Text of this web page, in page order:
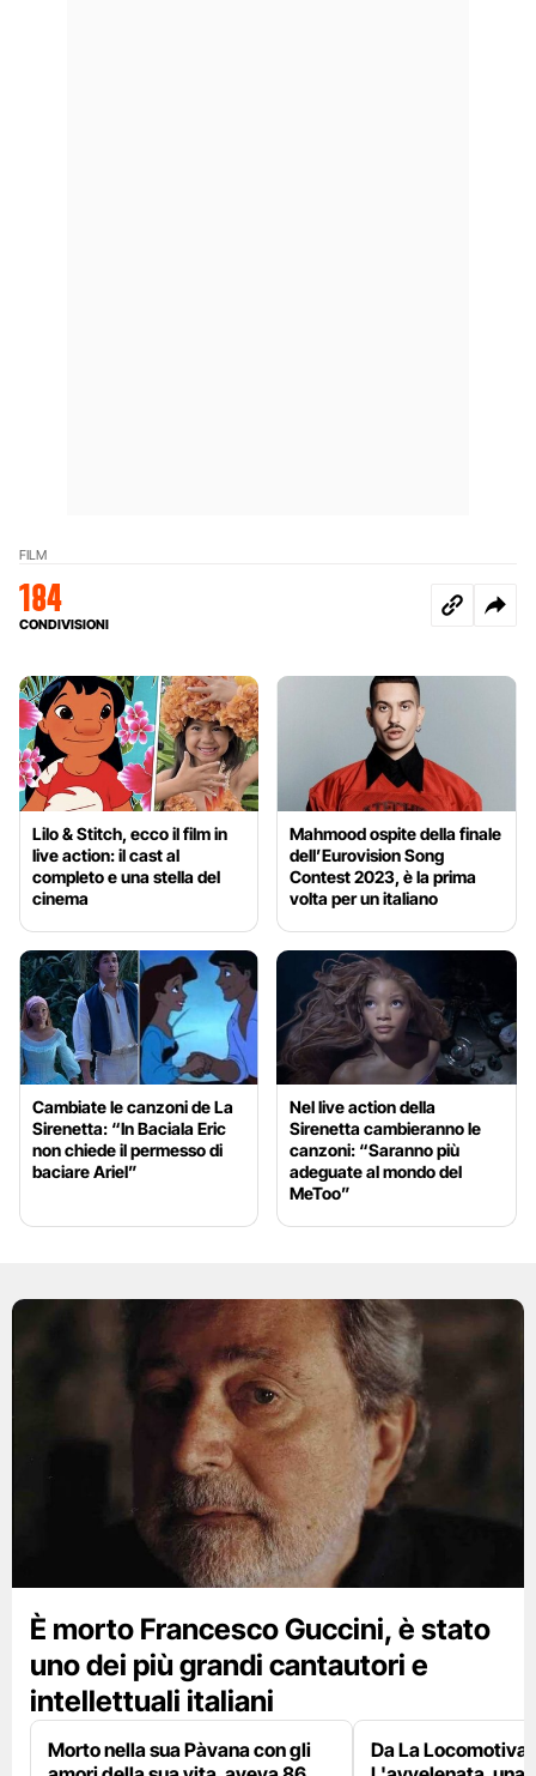
FILM
184
CONDIVISIONI
Lilo & Stitch, ecco il film in
live action: il cast al
completo e una stella del
cinema
Mahmood ospite della finale
dell’Eurovision Song
Contest 2023, è la prima
volta per un italiano
Cambiate le canzoni de La
Sirenetta: “In Baciala Eric
non chiede il permesso di
baciare Ariel”
Nel live action della
Sirenetta cambieranno le
canzoni: “Saranno più
adeguate al mondo del
MeToo”
È morto Francesco Guccini, è stato
uno dei più grandi cantautori e
intellettuali italiani
Morto nella sua Pàvana con gli
Da La Locomotiva